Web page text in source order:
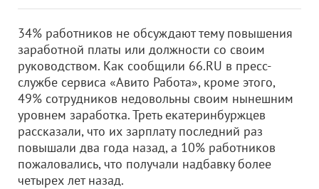
34% работников не обсуждают тему повышения
заработной платы или должности со своим
руководством. Как сообщили 66.RU в пресс-
службе сервиса «Авито Работа», кроме этого,
49% сотрудников недовольны своим нынешним
уровнем заработка. Треть екатеринбуржцев
рассказали, что их зарплату последний раз
повышали два года назад, а 10% работников
пожаловались, что получали надбавку более
четырех лет назад.